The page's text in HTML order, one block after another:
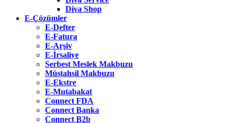
Diva Shop
E-Çözümler
E-Defter
E-Fatura
E-Arşiv
E-İrsaliye
Serbest Meslek Makbuzu
Müstahsil Makbuzu
E-Ekstre
E-Mutabakat
Connect FDA
Connect Banka
Connect B2b